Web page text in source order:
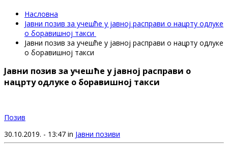
Насловна
Јавни позив за учешће у јавној расправи о нацрту одлуке
о боравишној такси
Јавни позив за учешће у јавној расправи о нацрту одлуке
о боравишној такси
Јавни позив за учешће у јавној расправи о
нацрту одлуке о боравишној такси
Позив
30.10.2019. - 13:47 in Јавни позиви